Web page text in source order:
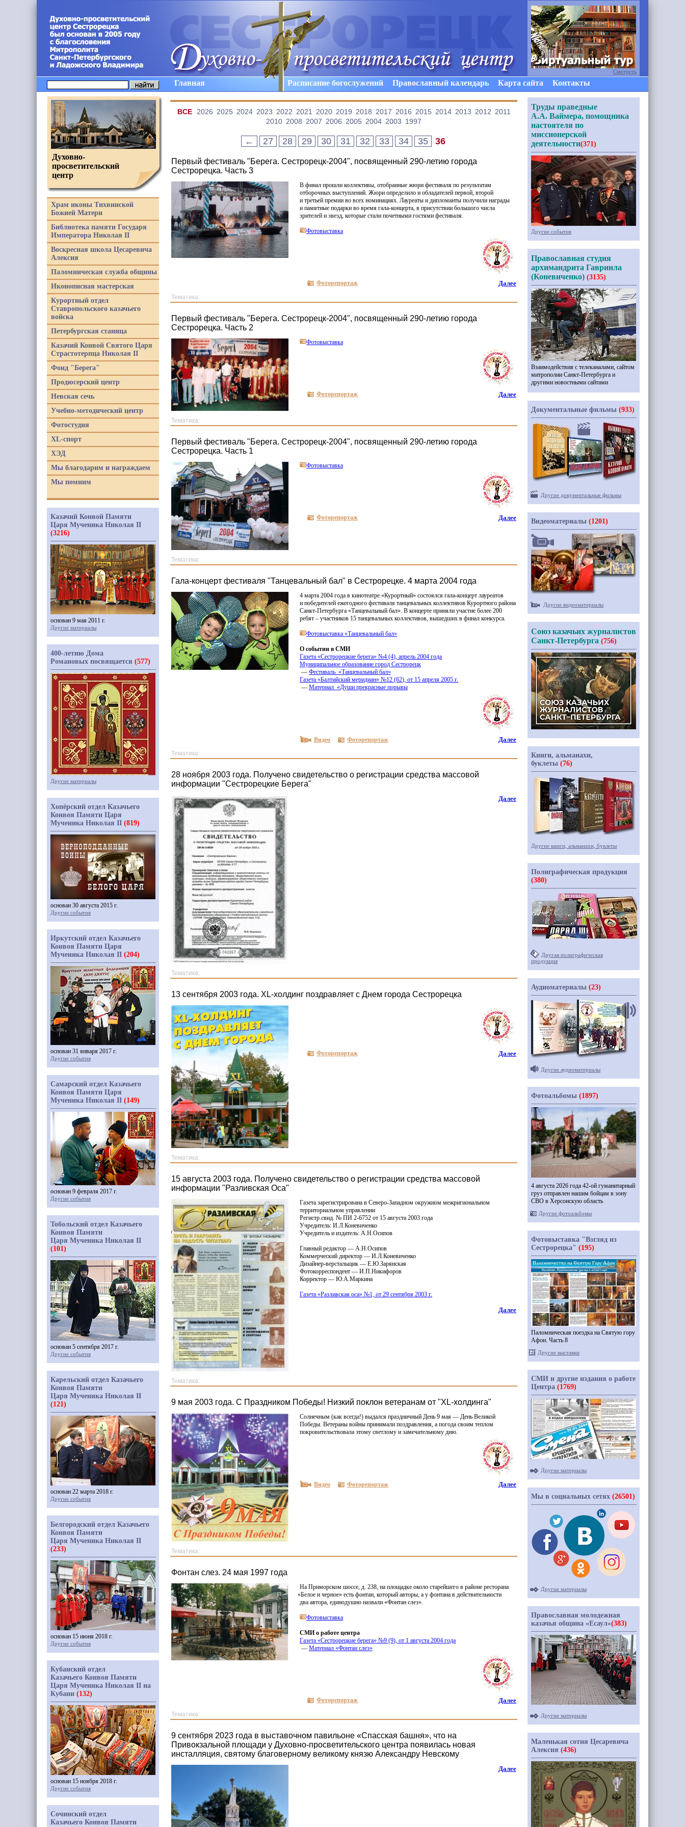
Главная Расписание богослужений Православный календарь Карта сайта Контакты
ВCE 2026 2025 2024 2023 2022 2021 2020 2019 2018 2017 2016 2015 2014 2013 2012 2011
2010 2008 2007 2006 2005 2004 2003 1997
← 27 28 29 30 31 32 33 34 35 36
Первый фестиваль "Берега. Сестрорецк-2004", посвященный 290-летию города
Сестрорецка. Часть 3
В финал прошли коллективы, отобранные жюри фестиваля по результатам
отборочных выступлений. Жюри определило и обладателей первой, второй
и третьей премии во всех номинациях. Лауреаты и дипломанты получили награды
и памятные подарки во время гала-концерта, в присутствии большого числа
зрителей и звезд, которые стали почетными гостями фестиваля.
Фотовыставка
Далее
Фоторепортаж
Тематика:
Первый фестиваль "Берега. Сестрорецк-2004", посвященный 290-летию города
Сестрорецка. Часть 2
Фотовыставка
Далее
Фоторепортаж
Тематика:
Первый фестиваль "Берега. Сестрорецк-2004", посвященный 290-летию города
Сестрорецка. Часть 1
Фотовыставка
Далее
Фоторепортаж
Тематика:
Гала-концерт фестиваля "Танцевальный бал" в Сестрорецке. 4 марта 2004 года
4 марта 2004 года в кинотеатре «Курортный» состоялся гала-концерт лауреатов
и победителей ежегодного фестиваля танцевальных коллективов Курортного района
Санкт-Петербурга «Танцевальный бал». В концерте приняли участие более 200
ребят – участников 15 танцевальных коллективов, вышедших в финал конкурса.
Фотовыставка «Танцевальный бал»
О событии в СМИ
Газета «Сестрорецкие берега» №4 (4), апрель 2004 года
Муниципальное образование город Сестрорецк
— Фестиваль «Танцевальный бал»
Газета «Балтийский меридиан» №12 (62), от 15 апреля 2005 г.
— Материал «Души прекрасные порывы
Далее
Видео
Фоторепортаж
Тематика:
28 ноября 2003 года. Получено свидетельство о регистрации средства массовой
информации "Сестрорецкие Берега"
Далее
Тематика:
13 сентября 2003 года. XL-холдинг поздравляет с Днем города Сестрорецка
Далее
Фоторепортаж
Тематика:
15 августа 2003 года. Получено свидетельство о регистрации средства массовой
информации "Разливская Оса"
Газета зарегистрирована в Северо-Западном окружном межригиональном
территориальном управлении
Регистр.свид. № ПИ 2-6752 от 15 августа 2003 года
Учредитель: И.Л.Коневиченко
Учредитель и издатель: А.Н.Осипов
Главный редактор — А.Н.Осипов
Коммерческий директор — И.Л.Коневиченко
Дизайнер-верстальщик — Е.Ю.Зарянская
Фотокорреспондент — И.П.Никифоров
Корректор — Ю.А.Маркина
Газета «Разливская оса» №1, от 29 сентября 2003 г.
Далее
Тематика:
9 мая 2003 года. С Праздником Победы! Низкий поклон ветеранам от "XL-холдинга"
Солнечным (как всегда!) выдался праздничный День 9 мая — День Великой
Победы. Ветераны войны прини­мали поздравления, а погода своим теплом
покрови­тельствовала этому светлому и замечательному дню.
Далее
Видео Фоторепортаж
Тематика:
Фонтан слез. 24 мая 1997 года
На Приморском шоссе, д. 238, на площадке около старейшего в районе ресторана
«Белое и черное» есть фонтан, который авторы, а у фонтана в действительности
два автора, единодушно назвали «Фонтан слез».
Фотовыставка
СМИ о работе центра
Газета «Сестрорецкие берега» №9 (9), от 1 августа 2004 года
— Материал «Фонтан слез»
Далее
Фоторепортаж
Тематика:
9 сентября 2023 года в выставочном павильоне «Спасская башня», что на
Привокзальной площади у Духовно-просветительского центра появилась новая
инсталляция, святому благоверному великому князю Александру Невскому
Далее
Духовно-
просветительский
центр
Храм иконы Тихвинской
Божией Матери
Библиотека памяти Государя
Императора Николая II
Воскресная школа Цесаревича
Алексия
Паломническая служба общины
Иконописная мастерская
Курортный отдел
Ставропольского казачьего
войска
Петербургская станица
Казачий Конвой Святого Царя
Страстотерпца Николая II
Фонд "Берега"
Продюсерский центр
Невская сечь
Учебно-методический центр
Фотостудия
XL-спорт
ХЭД
Мы благодарим и награждаем
Мы помним
Казачий Конвой Памяти
Царя Мученика Николая II
(3216)
основан 9 мая 2011 г.
Другие материалы
400-летию Дома
Романовых посвящается (577)
Другие материалы
Хопёрский отдел Казачьего
Конвоя Памяти Царя
Мученика Николая II (819)
основан 30 августа 2015 г.
Другие события
Иркутский отдел Казачьего
Конвоя Памяти Царя
Мученика Николая II (204)
основан 31 января 2017 г.
Другие события
Самарский отдел Казачьего
Конвоя Памяти Царя
Мученика Николая II (149)
основан 9 февраля 2017 г.
Другие события
Тобольский отдел Казачьего
Конвоя Памяти
Царя Мученика Николая II
(101)
основан 5 сентября 2017 г.
Другие события
Карельский отдел Казачьего
Конвоя Памяти
Царя Мученика Николая II
(121)
основан 22 марта 2018 г.
Другие события
Белгородский отдел Казачьего
Конвоя Памяти
Царя Мученика Николая II
(233)
основан 15 июня 2018 г.
Другие события
Кубанский отдел
Казачьего Конвоя Памяти
Царя Мученика Николая II на
Кубани (132)
основан 15 ноября 2018 г.
Другие события
Сочинский отдел
Казачьего Конвоя Памяти
Смотреть
Труды праведные
А.А. Ваймера, помощника
настоятеля по
миссионерской
деятельности(371)
Другие события
Православная студия
архимандрита Гавриила
(Коневиченко) (3135)
Взаимодействия с телеканалами, сайтом
митрополии Санкт-Петербурга и
другими новостными сайтами
Документальные фильмы (933)
Другие документальные фильмы
Видеоматериалы (1201)
Другие видеоматериалы
Союз казачьих журналистов
Санкт-Петербурга (756)
Книги, альманахи,
буклеты (76)
Другие книги, альманахи, буклеты
Полиграфическая продукция
(380)
Другая полиграфическая
продукция
Аудиоматериалы (23)
Другие аудиоматериалы
Фотоальбомы (1897)
4 августа 2026 года 42-ой гуманитарный
груз отправлен нашим бойцам в зону
СВО в Херсонскую область
Другие фотоальбомы
Фотовыставка "Взгляд из
Сестрорецка" (195)
Паломническая поездка на Святую гору
Афон. Часть 8
Другие выставки
СМИ и другие издания о работе
Центра (1769)
Другие материалы
Мы в социальных сетях (26501)
Другие материалы
Православная молодежная
казачья община «Есаул»(383)
Другие материалы
Маленькая сотня Цесаревича
Алексия (436)